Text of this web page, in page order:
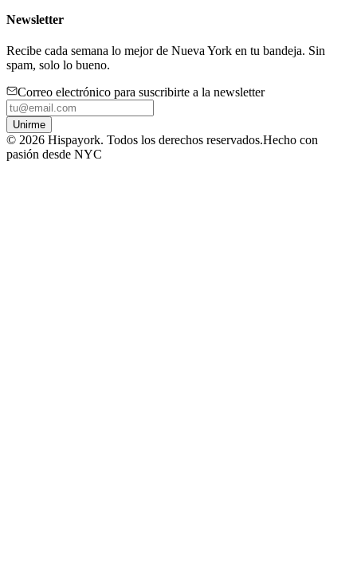
Newsletter
Recibe cada semana lo mejor de Nueva York en tu bandeja. Sin
spam, solo lo bueno.
Correo electrónico para suscribirte a la newsletter
Unirme
© 2026 Hispayork. Todos los derechos reservados.Hecho con
pasión desde NYC